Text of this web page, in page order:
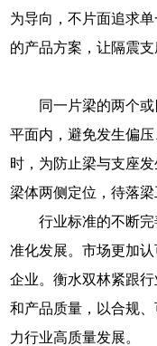
为导向，不片面追求
的产品方案，让隔震支
同一片梁的两个
平面内，避免发生偏
时，为防止梁与支座
梁体两侧定位，待落梁
行业标准的不断
准化发展。市场更加
企业。衡水双林紧跟
和产品质量，以合规
力行业高质量发展。